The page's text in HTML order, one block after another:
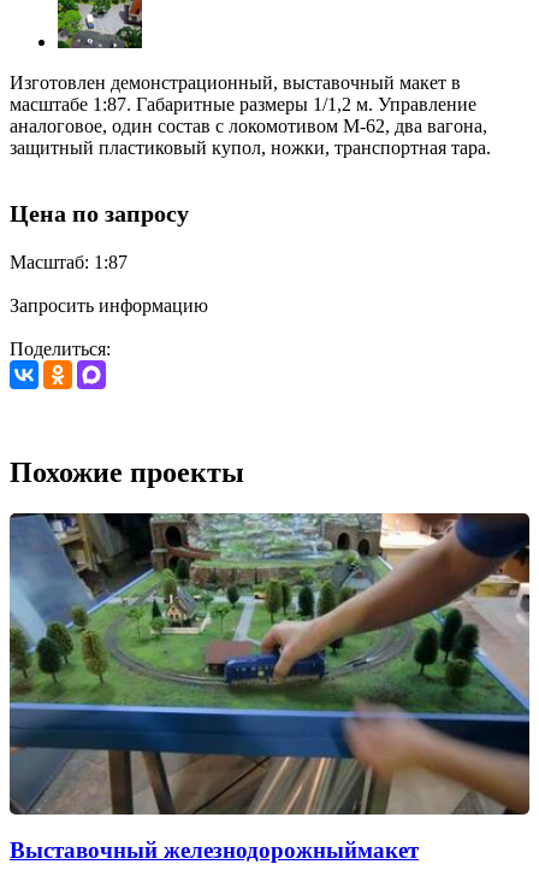
Изготовлен демонстрационный, выставочный макет в
масштабе 1:87. Габаритные размеры 1/1,2 м. Управление
аналоговое, один состав с локомотивом М-62, два вагона,
защитный пластиковый купол, ножки, транспортная тара.
Цена по запросу
Масштаб: 1:87
Запросить информацию
Поделиться:
Похожие проекты
Выставочный железнодорожныймакет